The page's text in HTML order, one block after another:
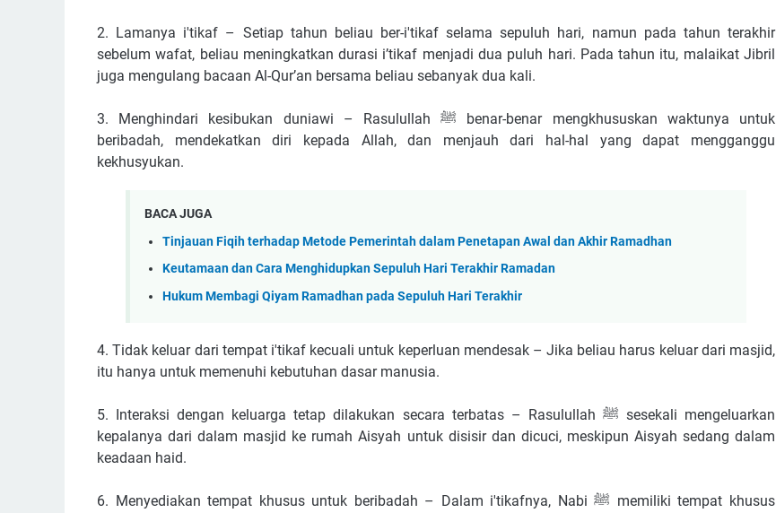
2. Lamanya i'tikaf – Setiap tahun beliau ber-i'tikaf selama sepuluh hari, namun pada tahun terakhir
sebelum wafat, beliau meningkatkan durasi i’tikaf menjadi dua puluh hari. Pada tahun itu, malaikat Jibril
juga mengulang bacaan Al-Qur’an bersama beliau sebanyak dua kali.
3. Menghindari kesibukan duniawi – Rasulullah ﷺ benar-benar mengkhususkan waktunya untuk
beribadah, mendekatkan diri kepada Allah, dan menjauh dari hal-hal yang dapat mengganggu
kekhusyukan.
BACA JUGA
Tinjauan Fiqih terhadap Metode Pemerintah dalam Penetapan Awal dan Akhir Ramadhan
Keutamaan dan Cara Menghidupkan Sepuluh Hari Terakhir Ramadan
Hukum Membagi Qiyam Ramadhan pada Sepuluh Hari Terakhir
4. Tidak keluar dari tempat i'tikaf kecuali untuk keperluan mendesak – Jika beliau harus keluar dari masjid,
itu hanya untuk memenuhi kebutuhan dasar manusia.
5. Interaksi dengan keluarga tetap dilakukan secara terbatas – Rasulullah ﷺ sesekali mengeluarkan
kepalanya dari dalam masjid ke rumah Aisyah untuk disisir dan dicuci, meskipun Aisyah sedang dalam
keadaan haid.
6. Menyediakan tempat khusus untuk beribadah – Dalam i'tikafnya, Nabi ﷺ memiliki tempat khusus